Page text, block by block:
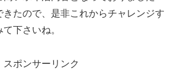
きたので、是非これからチャレンジす
下さいね。
スポンサーリンク